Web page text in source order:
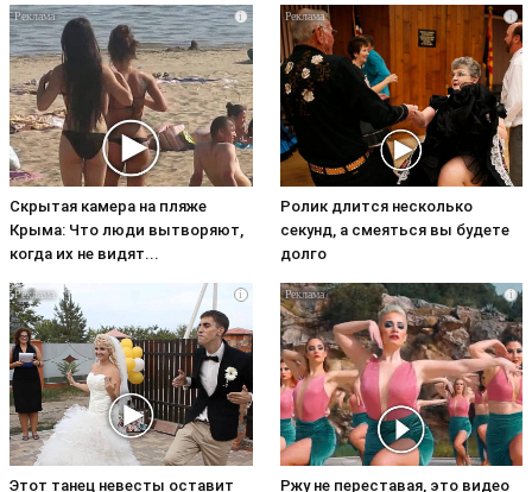
i
Скрытая камера на пляже
Крыма: Что люди вытворяют,
когда их не видят...
i
Ролик длится несколько
секунд, а смеяться вы будете
долго
i
Этот танец невесты оставит
i
Ржу не переставая, это видео